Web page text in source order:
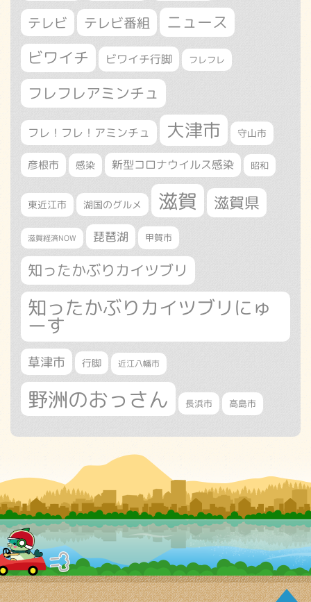
テレビ テレビ番組 ニュース
ビワイチ ビワイチ行脚 フレフレ
フレフレアミンチュ
フレ！フレ！アミンチュ 大津市 守山市
彦根市 感染 新型コロナウイルス感染 昭和
東近江市 湖国のグルメ 滋賀 滋賀県
滋賀経済NOW 琵琶湖 甲賀市
知ったかぶりカイツブリ
知ったかぶりカイツブリにゅ
ーす
草津市 行脚 近江八幡市
野洲のおっさん 長浜市 高島市